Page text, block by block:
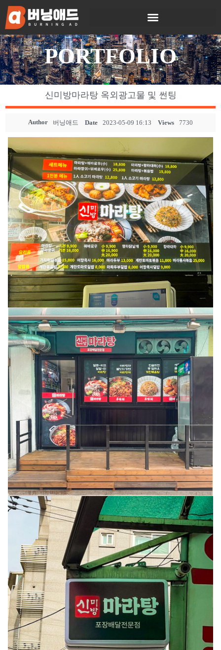
PORTFOLIO
신미방마라탕 옥외광고물 및 썬팅
Author 버닝애드 Date 2023-05-09 16:13 Views 7730